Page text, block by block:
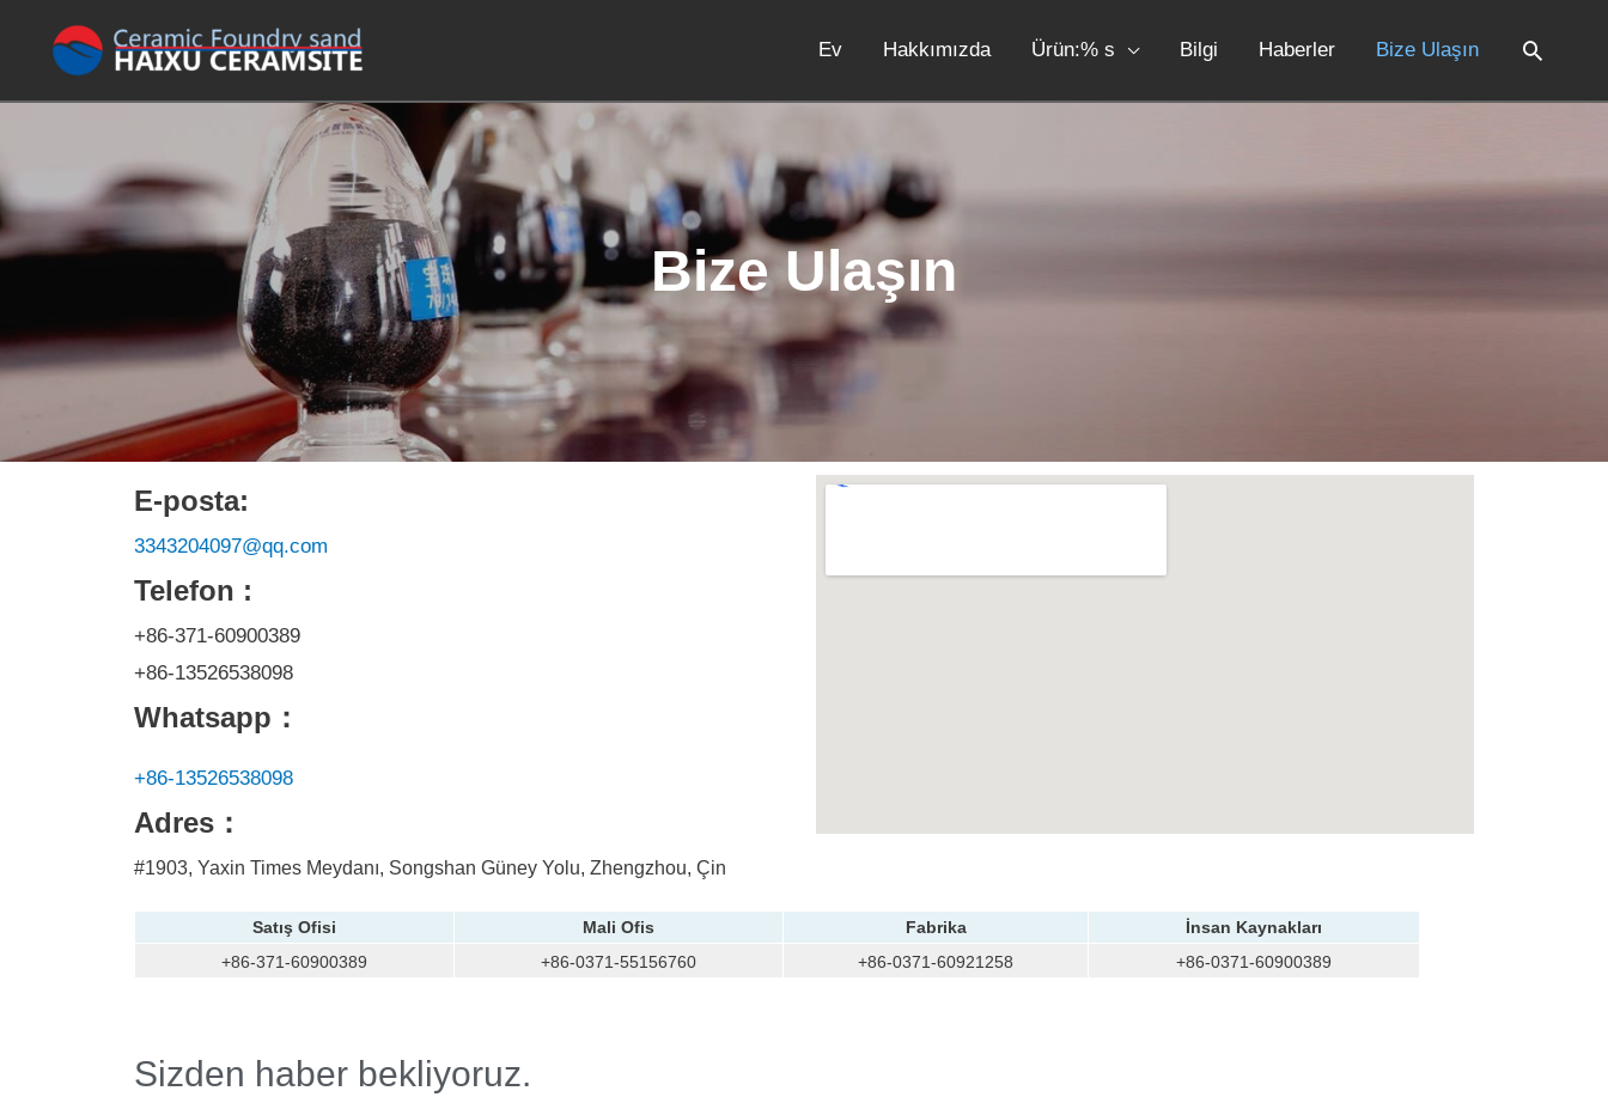
Ev Hakkımızda Ürün:% s Bilgi Haberler Bize Ulaşın
Bize Ulaşın
E-posta:
3343204097@qq.com
Telefon :
+86-371-60900389
+86-13526538098
Whatsapp：
+86-13526538098
Adres：
#1903, Yaxin Times Meydanı, Songshan Güney Yolu, Zhengzhou, Çin
Satış Ofisi Mali Ofis Fabrika
İnsan Kaynakları
+86-371-60900389
+86-0371-55156760 +86-0371-60921258 +86-0371-60900389
Sizden haber bekliyoruz.